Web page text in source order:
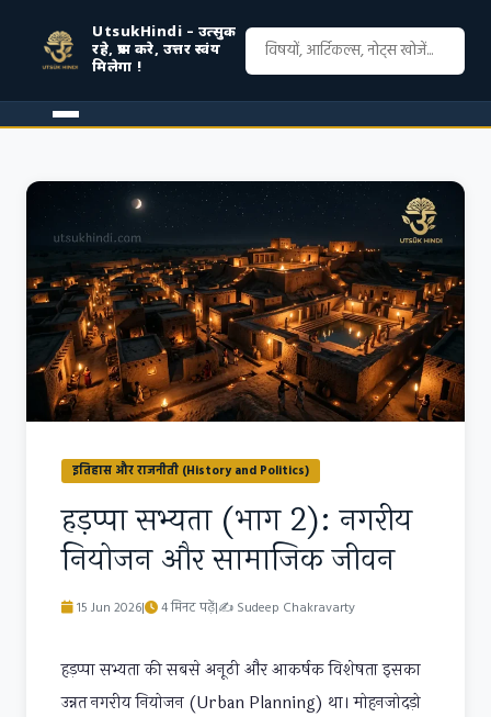
UtsukHindi – उत्सुक
रहे, प्रश्न करे, उत्तर स्वंय
मिलेगा !
इतिहास और राजनीती (History and Politics)
हड़प्पा सभ्यता (भाग 2): नगरीय
नियोजन और सामाजिक जीवन
15 Jun 2026| 4 मिनट पढ़ें|✍ Sudeep Chakravarty
हड़प्पा सभ्यता की सबसे अनूठी और आकर्षक विशेषता इसका
उन्नत नगरीय नियोजन (Urban Planning) था। मोहनजोदड़ो